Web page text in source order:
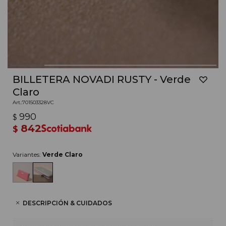
BILLETERA NOVADI RUSTY - Verde
Claro
701503328VC
$ 990
$ 842
Variantes: Verde Claro
DESCRIPCIÓN & CUIDADOS